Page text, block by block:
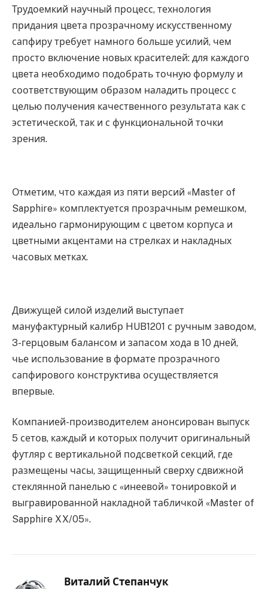
Трудоемкий научный процесс, технология
придания цвета прозрачному искусственному
сапфиру требует намного больше усилий, чем
просто включение новых красителей: для каждого
цвета необходимо подобрать точную формулу и
соответствующим образом наладить процесс с
целью получения качественного результата как с
эстетической, так и с функциональной точки
зрения.
Отметим, что каждая из пяти версий «Master of
Sapphire» комплектуется прозрачным ремешком,
идеально гармонирующим с цветом корпуса и
цветными акцентами на стрелках и накладных
часовых метках.
Движущей силой изделий выступает
мануфактурный калибр HUB1201 с ручным заводом,
3-герцовым балансом и запасом хода в 10 дней,
чье использование в формате прозрачного
сапфирового конструктива осуществляется
впервые.
Компанией-производителем анонсирован выпуск
5 сетов, каждый и которых получит оригинальный
футляр с вертикальной подсветкой секций, где
размещены часы, защищенный сверху сдвижной
стеклянной панелью с «инеевой» тонировкой и
выгравированной накладной табличкой «Master of
Sapphire XX/05».
Виталий Степанчук